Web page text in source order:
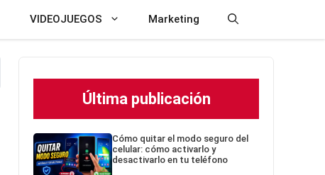
VIDEOJUEGOS Marketing
Última publicación
Cómo quitar el modo seguro del
celular: cómo activarlo y
desactivarlo en tu teléfono